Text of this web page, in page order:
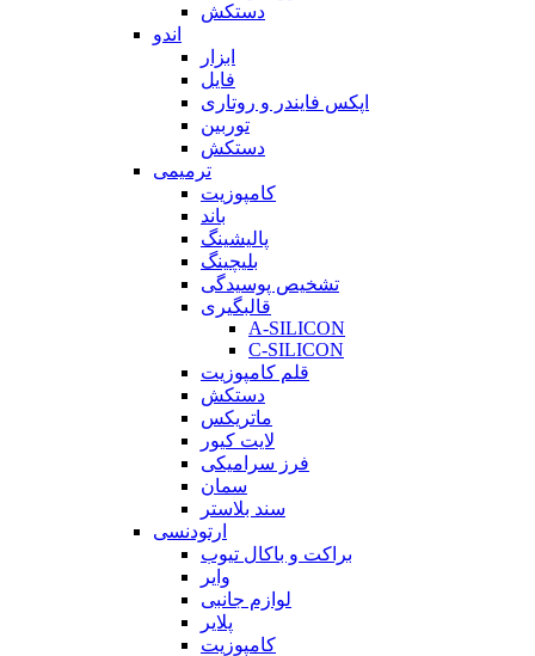
دستکش
اندو
ابزار
فایل
اپکس فایندر و روتاری
توربین
دستکش
ترمیمی
کامپوزیت
باند
پالیشینگ
بلیچینگ
تشخیص پوسیدگی
قالبگیری
A-SILICON
C-SILICON
قلم کامپوزیت
دستکش
ماتریکس
لایت کیور
فرز سرامیکی
سمان
سند بلاستر
ارتودنسی
براکت و باکال تیوب
وایر
لوازم جانبی
پلایر
کامپوزیت